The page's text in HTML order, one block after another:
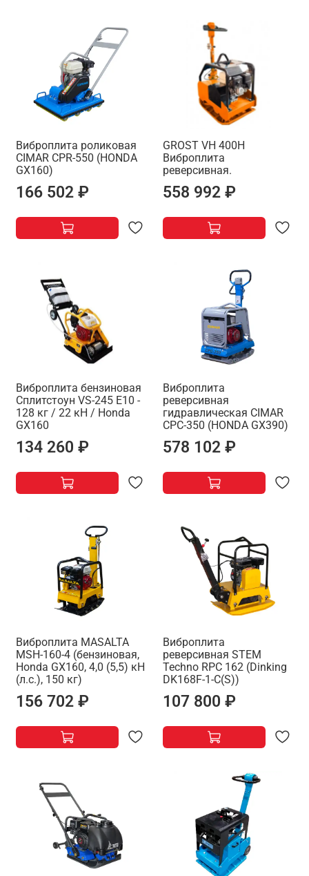
Виброплита роликовая
CIMAR CPR-550 (HONDA
GX160)
166 502 ₽
GROST VH 400H
Виброплита
реверсивная.
558 992 ₽
Виброплита бензиновая
Сплитстоун VS-245 E10 -
128 кг / 22 кН / Honda
GX160
134 260 ₽
Виброплита
реверсивная
гидравлическая CIMAR
CPC-350 (HONDA GX390)
578 102 ₽
Виброплита MASALTA
MSH-160-4 (бензиновая,
Honda GX160, 4,0 (5,5) кН
(л.с.), 150 кг)
156 702 ₽
Виброплита
реверсивная STEM
Techno RPC 162 (Dinking
DK168F-1-C(S))
107 800 ₽